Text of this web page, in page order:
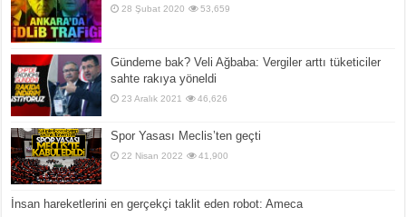
28 Şubat 2020 53,659
Gündeme bak? Veli Ağbaba: Vergiler arttı tüketiciler
sahte rakıya yöneldi
23 Aralık 2021 46,626
Spor Yasası Meclis’ten geçti
22 Nisan 2022 41,900
İnsan hareketlerini en gerçekçi taklit eden robot: Ameca